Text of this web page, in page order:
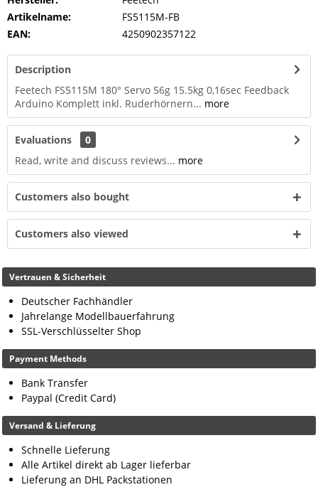
Artikelname:
FS5115M-FB
EAN:
4250902357122
Description
Feetech FS5115M 180° Servo 56g 15.5kg 0,16sec Feedback
Arduino Komplett inkl. Ruderhörnern... more
Evaluations
0
Read, write and discuss reviews... more
Customers also bought
Customers also viewed
Vertrauen & Sicherheit
Deutscher Fachhändler
Jahrelange Modellbauerfahrung
SSL-Verschlüsselter Shop
Payment Methods
Bank Transfer
Paypal (Credit Card)
Versand & Lieferung
Schnelle Lieferung
Alle Artikel direkt ab Lager lieferbar
Lieferung an DHL Packstationen